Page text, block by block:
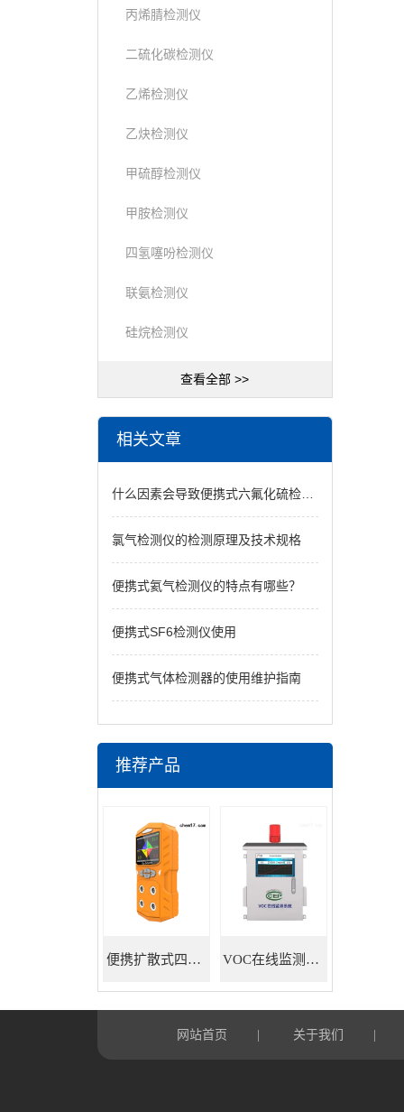
丙烯腈检测仪
二硫化碳检测仪
乙烯检测仪
乙炔检测仪
甲硫醇检测仪
甲胺检测仪
四氢噻吩检测仪
联氨检测仪
硅烷检测仪
查看全部 >>
相关文章
什么因素会导致便携式六氟化硫检测仪的损坏？
氯气检测仪的检测原理及技术规格
便携式氦气检测仪的特点有哪些？
便携式SF6检测仪使用
便携式气体检测器的使用维护指南
推荐产品
便携扩散式四合一气体检测仪 VOC在线监测系统
网站首页 关于我们